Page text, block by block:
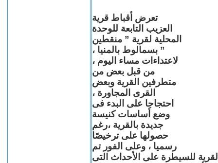
تعرض أقباط قرية
العزيب التابعة للوحدة
المحلية لقرية ” منقطين
” بسمالوط بالمنيا ،
لاعتداءات مساء اليوم ،
من قبل بعض من
متطرفين القرية وبعض
القرى المجاورة ،
احتجاجا على البدء فى
وضع أساسات كنيسة
جديدة بالقرية ،رغم
حصولها على ترخيصًا
رسميا ، وعلى الفور تم
للسيطرة على الأحداث التى